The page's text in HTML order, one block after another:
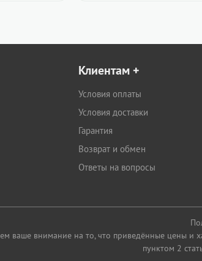
Клиентам+
Условия оплаты
Условия доставки
Гарантия
Возврат и обмен
Ответы на вопросы
внимание на то, что приведённые цены и
пунктом 2